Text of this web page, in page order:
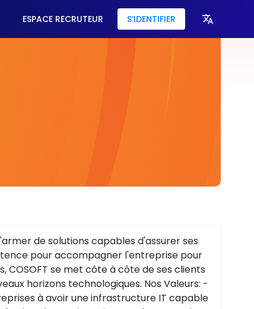
ESPACE RECRUTEUR S’IDENTIFIER
de solutions capables d'assurer ses
pour accompagner l'entreprise pour
se met côte à côte de ses clients
horizons technologiques. Nos Valeurs: -
à avoir une infrastructure IT capable